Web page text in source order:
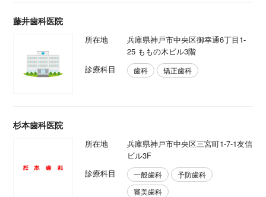
藤井歯科医院
所在地
兵庫県神戸市中央区御幸通6丁目1-
25 ももの木ビル3階
診療科目
歯科 矯正歯科
杉本歯科医院
所在地
兵庫県神戸市中央区三宮町1-7-1友信
ビル3F
診療科目
一般歯科
予防歯科
審美歯科